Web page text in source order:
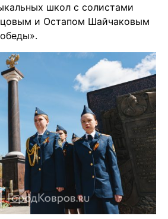
школ с солистами
и Остапом Шайчаковым